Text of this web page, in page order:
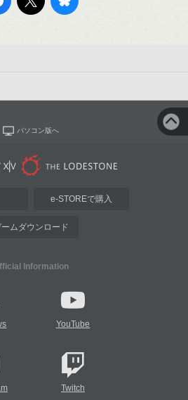
パソコン版へ
e-STOREで購入
ムダウンロード
Information
YouTube
Twitch